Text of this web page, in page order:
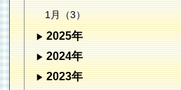
1月（3）
2025年
2024年
2023年